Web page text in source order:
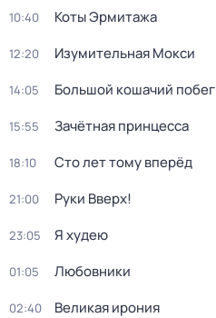
10:40 Коты Эрмитажа
12:20 Изумительная Мокси
14:05 Большой кошачий побег
15:55 Зачётная принцесса
18:10 Сто лет тому вперёд
21:00 Руки Bвеpх!
23:05 Я худею
01:05 Любовники
02:40 Великая ирония